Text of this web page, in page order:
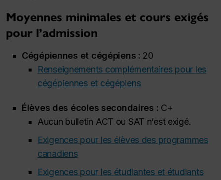
Moyennes minimales et cours exigés
pour l’admission
Cégépiennes et cégépiens : 20
Renseignements complémentaires pour les
cégépiennes et cégépiens
Élèves des écoles secondaires : C+
Aucun bulletin ACT ou SAT n’est exigé.
Exigences pour les élèves des programmes
canadiens
Exigences pour les étudiantes et étudiants